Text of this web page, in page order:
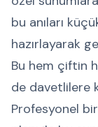
bu anıları
hazırlayarak
Bu hem çiftin
de davetlilere
Profesyonel